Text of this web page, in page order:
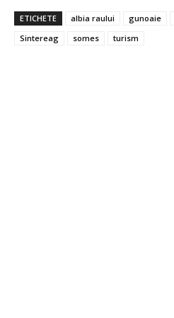
ETICHETE albia raului gunoaie
Sintereag
somes turism